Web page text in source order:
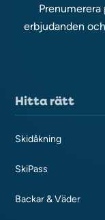
erbjudanden
Hitta rätt
Skidåkning
SkiPass
Backar & Väder